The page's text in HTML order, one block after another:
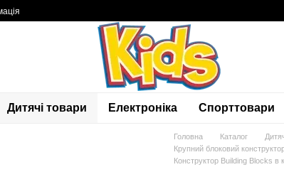
Дитячі товари Електроніка Спорттовари
Головна Каталог
Крупний блоковий
Конструктор Building Blocks в